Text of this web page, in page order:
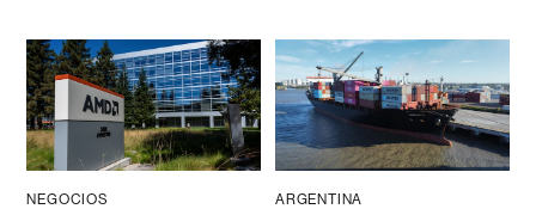
NEGOCIOS ARGENTINA